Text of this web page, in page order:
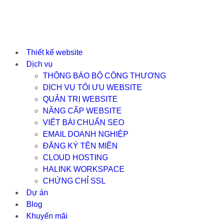
Thiết kế website
Dịch vụ
THÔNG BÁO BỘ CÔNG THƯƠNG
DỊCH VỤ TỐI ƯU WEBSITE
QUẢN TRỊ WEBSITE
NÂNG CẤP WEBSITE
VIẾT BÀI CHUẨN SEO
EMAIL DOANH NGHIỆP
ĐĂNG KÝ TÊN MIỀN
CLOUD HOSTING
HALINK WORKSPACE
CHỨNG CHỈ SSL
Dự án
Blog
Khuyến mãi